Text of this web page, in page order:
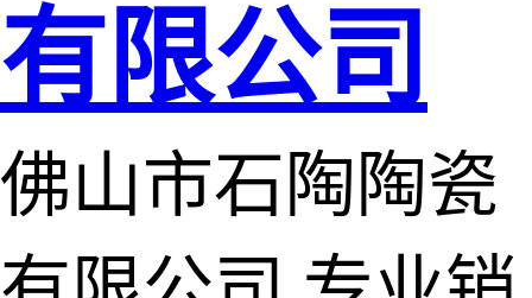
有限公司
佛山市石陶陶瓷